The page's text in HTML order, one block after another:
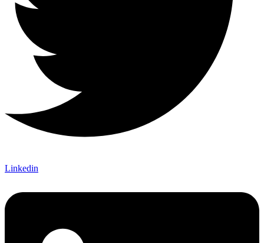
Linkedin